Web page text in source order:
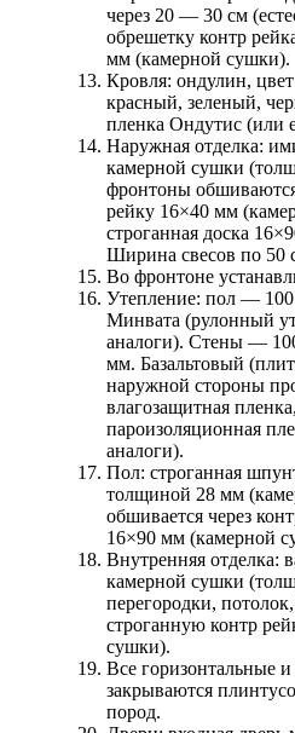
через 20 — 30 см
обрешетку контр
мм (камерной сушки).
Кровля: ондулин,
красный, зеленый,
пленка Ондутис (или
Наружная отделка:
камерной сушки
фронтоны
рейку 16×40 мм
строганная доска
Ширина свесов по 50
Во фронтоне
Утепление: пол —
Минвата (рулонный
аналоги). Стены —
мм. Базальтовый
наружной стороны
влагозащитная
пароизоляционная
аналоги).
Пол: строганная
толщиной 28 мм
обшивается через
16×90 мм (камерной
Внутренняя отделка:
камерной сушки
перегородки,
строганную контр
сушки).
Все горизонтальные
закрываются
пород.